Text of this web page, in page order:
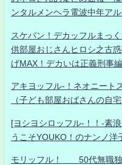
ンタルメンヘラ電波中年ア
スケバン！デカッフルまっ
供部屋おじさんヒロシ之古
げMAX！デカいは正義刑事編
アキヨッフル-！ネオニート
（子ども部屋おばさんの自
[ヨシヨシロッフル-！！-素
うこそYOUKO！のナンノ洋
モリッフル！ 50代無職独